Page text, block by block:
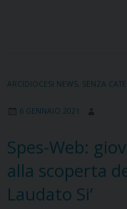
ARCIDIOCESI NEWS SENZA
6 GENNAIO 2021
Spes-Web:
alla scoperta
Laudato Si’